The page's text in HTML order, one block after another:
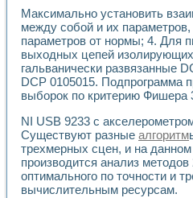
Использование
Учебный практикум
Учебный стенд для
Оборудование и
Виртуальный
Управление роботом
Аппаратно-
Автоматизированный
Исследование
Использование
Разработка
Учебный стенд для
Виртуальная
Максимально установить
между собой и их
параметров от нормы; 4. Для
выходных цепей
гальванически развязанные
DCP 0105015. Подпрограмма
выборок по критерию Фишера
NI USB 9233 с
Существуют разные алгоритм
трехмерных сцен, и на
производится анализ
оптимального по точности и
вычислительным ресурсам.